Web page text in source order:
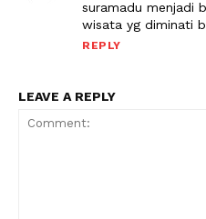
suramadu menjadi
wisata yg diminati
REPLY
LEAVE A REPLY